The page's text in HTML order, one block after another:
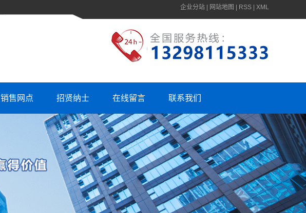
企业分站 网站地图 RSS XML
销售网点 招贤纳士 在线留言 联系我们